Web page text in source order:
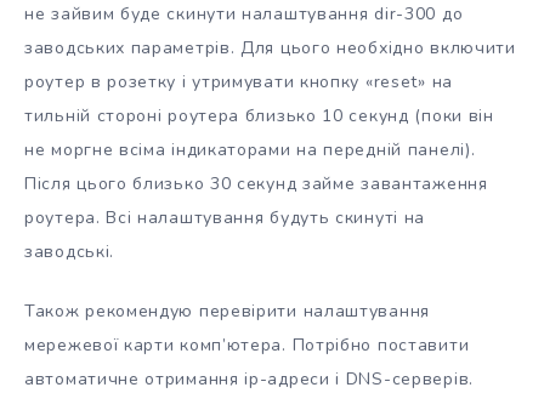
не зайвим буде скинути налаштування dir-300 до
заводських параметрів. Для цього необхідно включити
роутер в розетку і утримувати кнопку «reset» на
тильній стороні роутера близько 10 секунд (поки він
не моргне всіма індикаторами на передній панелі).
Після цього близько 30 секунд займе завантаження
роутера. Всі налаштування будуть скинуті на
заводські.
Також рекомендую перевірити налаштування
мережевої карти комп’ютера. Потрібно поставити
автоматичне отримання ip-адреси і DNS-серверів.